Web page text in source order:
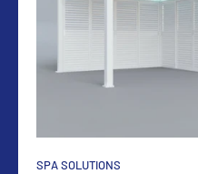
SPA SOLUTIONS